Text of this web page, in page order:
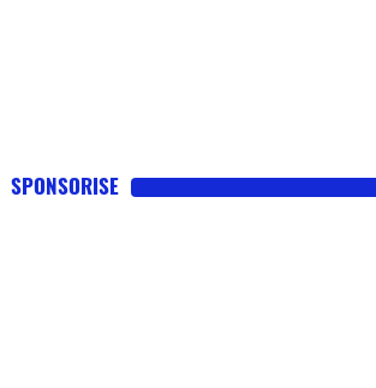
SPONSORISE